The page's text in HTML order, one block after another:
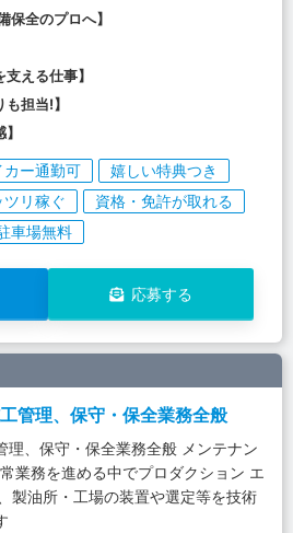
保全のプロへ】
える仕事】
担当!】
カー通勤可
嬉しい特典つき
ツリ稼ぐ
資格・免許が取れる
車場無料
応募する
管理、保守・保全業務全般
理、保守・保全業務全般 メンテナン
業務を進める中でプロダクション エ
製油所・工場の装置や選定等を技術